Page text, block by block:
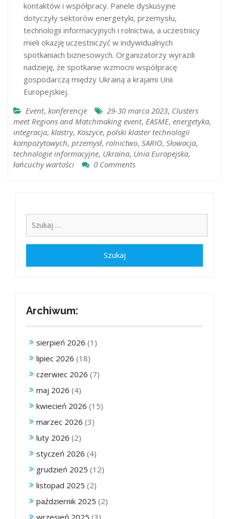
kontaktów i współpracy. Panele dyskusyjne
dotyczyły sektorów energetyki, przemysłu,
technologii informacyjnych i rolnictwa, a uczestnicy
mieli okazję uczestniczyć w indywidualnych
spotkaniach biznesowych. Organizatorzy wyrazili
nadzieję, że spotkanie wzmocni współpracę
gospodarczą między Ukrainą a krajami Unii
Europejskiej.
Event, konferencje 29-30 marca 2023, Clusters
meet Regions and Matchmaking event, EASME, energetyka,
integracja, klastry, Koszyce, polski klaster technologii
kompozytowych, przemysł, rolnictwo, SARIO, Słowacja,
technologie informacyjne, Ukraina, Unia Europejska,
łańcuchy wartości
0 Comments
Archiwum:
sierpień 2026 (1)
lipiec 2026 (18)
czerwiec 2026 (7)
maj 2026 (4)
kwiecień 2026 (15)
marzec 2026 (3)
luty 2026 (2)
styczeń 2026 (4)
grudzień 2025 (12)
listopad 2025 (2)
październik 2025 (2)
wrzesień 2025 (3)